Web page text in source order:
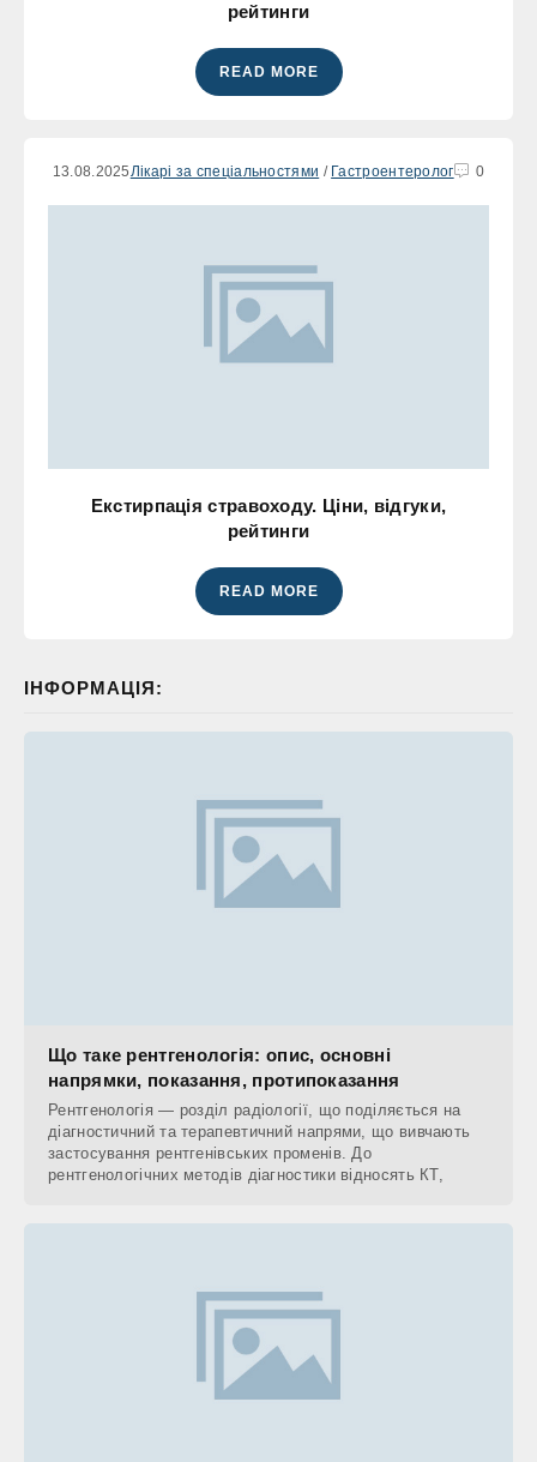
рейтинги
READ MORE
13.08.2025 Лікарі за спеціальностями / Гастроентеролог 0
Екстирпація стравоходу. Ціни, відгуки,
рейтинги
READ MORE
ІНФОРМАЦІЯ:
Що таке рентгенологія: опис, основні
напрямки, показання, протипоказання
Рентгенологія — розділ радіології, що поділяється на
діагностичний та терапевтичний напрями, що вивчають
застосування рентгенівських променів. До
рентгенологічних методів діагностики відносять КТ,